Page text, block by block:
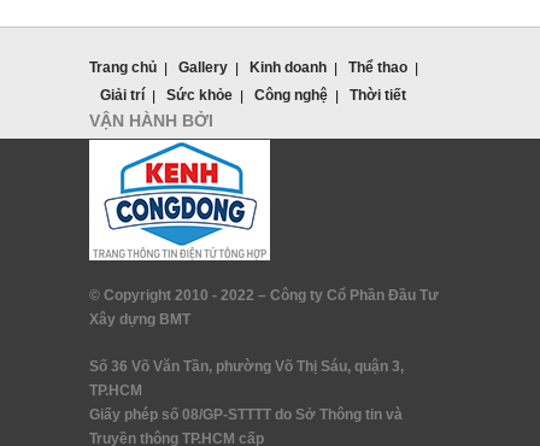
Trang chủ Gallery Kinh doanh
Thể thao
Giải trí
Sức khỏe Công nghệ Thời tiết
VẬN HÀNH BỞI
© Copyright 2010 - 2022 – Công ty Cổ Phần Đầu Tư
Xây dựng BMT
Số 36 Võ Văn Tần, phường Võ Thị Sáu, quận 3,
TP.HCM
Giấy phép số 08/GP-STTTT do Sở Thông tin và
Truyền thông TP.HCM cấp